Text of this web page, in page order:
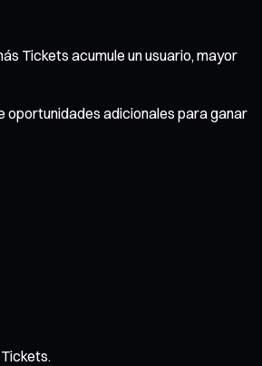
Tickets acumule un usuario, mayor
oportunidades adicionales para ganar